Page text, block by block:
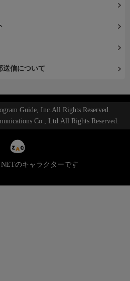
送信について
Guide, Inc.All Rights Reserved.
Co., Ltd.All Rights Reserved.
NETのキャラクターです